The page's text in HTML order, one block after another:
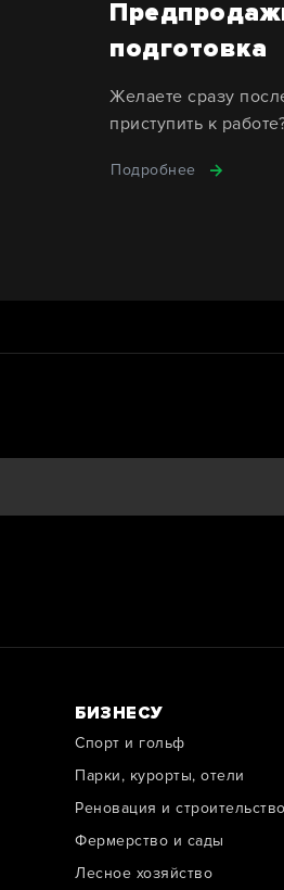
подготовка
Желаете сразу
приступить к
Подробнее
БИЗНЕСУ
Спорт и гольф
Парки, курорты, отели
Реновация и строительство
Фермерство и сады
Лесное хозяйство